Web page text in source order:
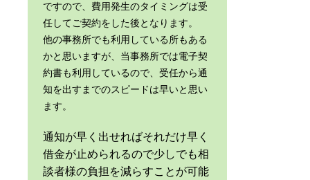
ですので、費用発生のタイミングは受
任してご契約をした後となります。
他の事務所でも利用している所もある
かと思いますが、当事務所では電子契
約書も利用しているので、受任から通
知を出すまでのスピードは早いと思い
ます。
通知が早く出せればそれだけ早く
借金が止められるので少しでも相
談者様の負担を減らすことが可能